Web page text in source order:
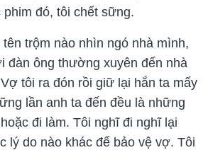
đó, tôi chết sững.
trộm nào nhìn ngó nhà mình,
đàn ông thường xuyên đến nhà
tôi ra đón rồi giữ lại hắn ta mấy
lần anh ta đến đều là những
đi làm. Tôi nghĩ đi nghĩ lại
lý do nào khác để bảo vệ vợ. Tôi